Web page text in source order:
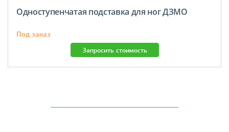
Одноступенчатая подставка для ног ДЗМО
Под заказ
Запросить стоимость